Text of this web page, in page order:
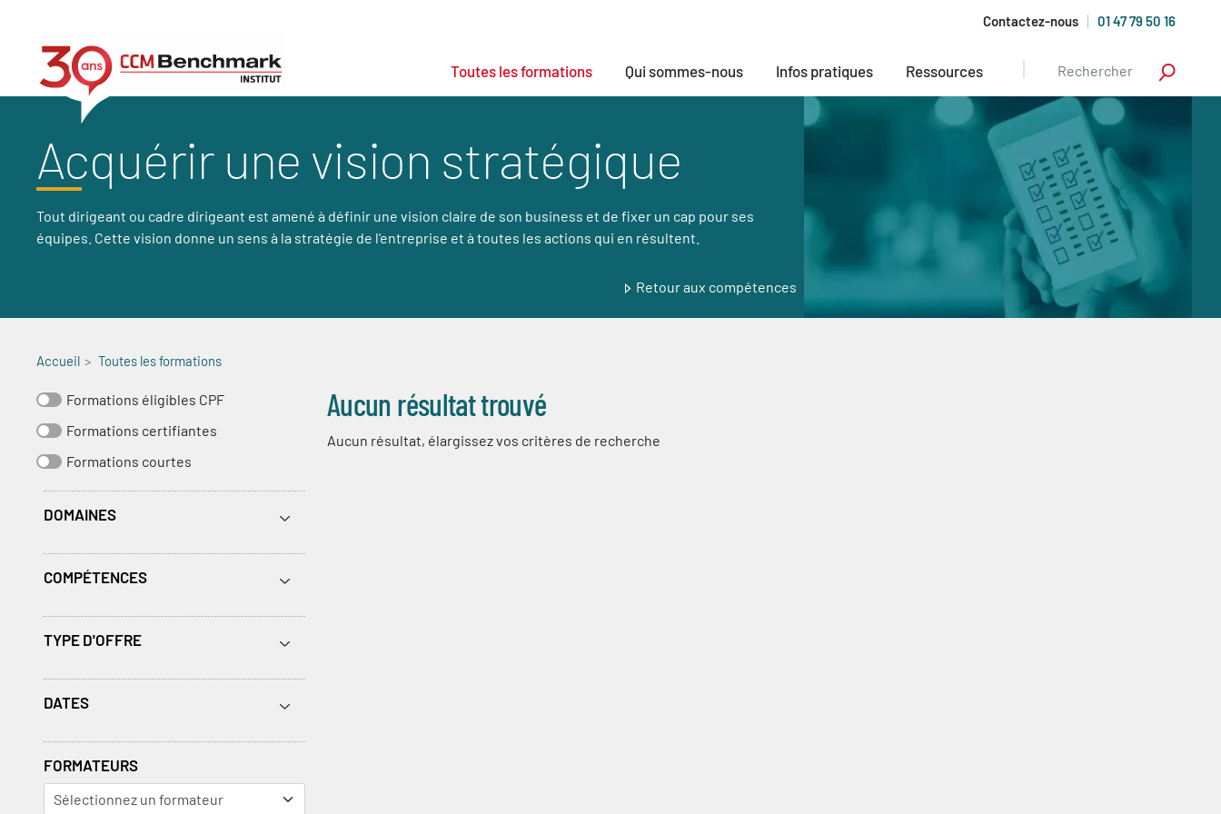
contenu
principal
Contactez-nous 01 47 79 50 16
Toutes les formations Qui sommes-nous Infos pratiques Ressources
Acquérir une vision stratégique
Tout dirigeant ou cadre dirigeant est amené à définir une vision claire de son business et de fixer un cap pour ses
équipes. Cette vision donne un sens à la stratégie de l'entreprise et à toutes les actions qui en résultent.
Retour aux compétences
Accueil Toutes les formations
Formations éligibles CPF
Formations certifiantes
Formations courtes
DOMAINES
COMPÉTENCES
TYPE D'OFFRE
DATES
FORMATEURS
Aucun résultat trouvé
Aucun résultat, élargissez vos critères de recherche